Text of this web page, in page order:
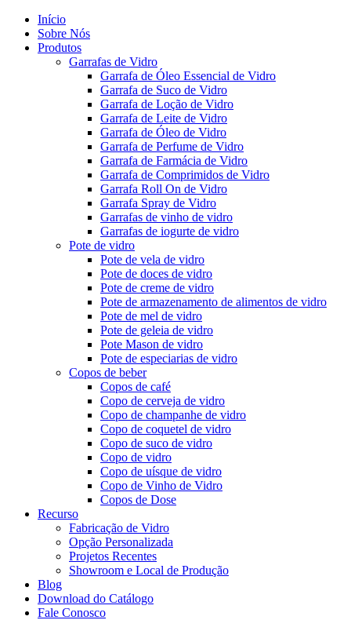
Início
Sobre Nós
Produtos
Garrafas de Vidro
Garrafa de Óleo Essencial de Vidro
Garrafa de Suco de Vidro
Garrafa de Loção de Vidro
Garrafa de Leite de Vidro
Garrafa de Óleo de Vidro
Garrafa de Perfume de Vidro
Garrafa de Farmácia de Vidro
Garrafa de Comprimidos de Vidro
Garrafa Roll On de Vidro
Garrafa Spray de Vidro
Garrafas de vinho de vidro
Garrafas de iogurte de vidro
Pote de vidro
Pote de vela de vidro
Pote de doces de vidro
Pote de creme de vidro
Pote de armazenamento de alimentos de vidro
Pote de mel de vidro
Pote de geleia de vidro
Pote Mason de vidro
Pote de especiarias de vidro
Copos de beber
Copos de café
Copo de cerveja de vidro
Copo de champanhe de vidro
Copo de coquetel de vidro
Copo de suco de vidro
Copo de vidro
Copo de uísque de vidro
Copo de Vinho de Vidro
Copos de Dose
Recurso
Fabricação de Vidro
Opção Personalizada
Projetos Recentes
Showroom e Local de Produção
Blog
Download do Catálogo
Fale Conosco